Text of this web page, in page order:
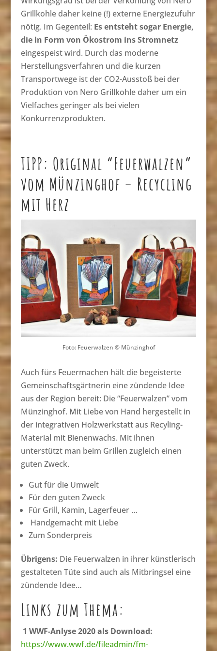
Grillkohle daher keine (!) externe Energiezufuhr
nötig. Im Gegenteil: Es entsteht sogar Energie,
die in Form von Ökostrom ins Stromnetz
eingespeist wird. Durch das moderne
Herstellungsverfahren und die kurzen
Transportwege ist der CO2-Ausstoß bei der
Produktion von Nero Grillkohle daher um ein
Vielfaches geringer als bei vielen
Konkurrenzprodukten.
TIPP: Original “Feuerwalzen”
vom Münzinghof – Recycling
mit Herz
Foto: Feuerwalzen © Münzinghof
Auch fürs Feuermachen hält die begeisterte
Gemeinschaftsgärtnerin eine zündende Idee
aus der Region bereit: Die “Feuerwalzen” vom
Münzinghof. Mit Liebe von Hand hergestellt in
der integrativen Holzwerkstatt aus Recyling-
Material mit Bienenwachs. Mit ihnen
unterstützt man beim Grillen zugleich einen
guten Zweck.
Gut für die Umwelt
Für den guten Zweck
Für Grill, Kamin, Lagerfeuer …
Handgemacht mit Liebe
Zum Sonderpreis
Übrigens: Die Feuerwalzen in ihrer künstlerisch
gestalteten Tüte sind auch als Mitbringsel eine
zündende Idee…
Links zum Thema:
1 WWF-Anlyse 2020 als Download:
https://www.wwf.de/fileadmin/fm-